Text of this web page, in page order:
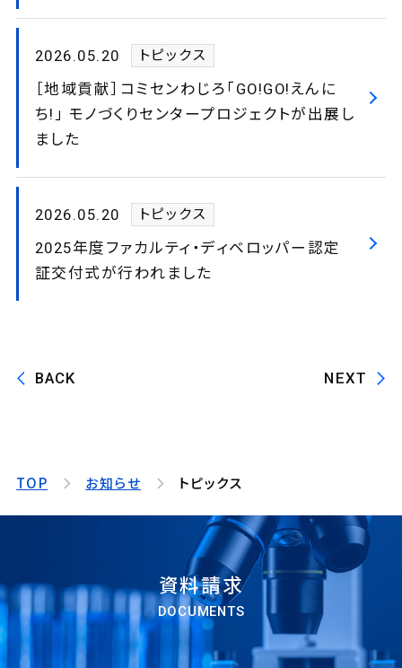
2026.05.20 トピックス
［地域貢献］コミセンわじろ「GO!GO!えんに
ち!」 モノづくりセンタープロジェクトが出展し
ました
2026.05.20 トピックス
2025年度ファカルティ・ディベロッパー認定
証交付式が行われました
BACK NEXT
TOP お知らせ トピックス
資料請求
DOCUMENTS